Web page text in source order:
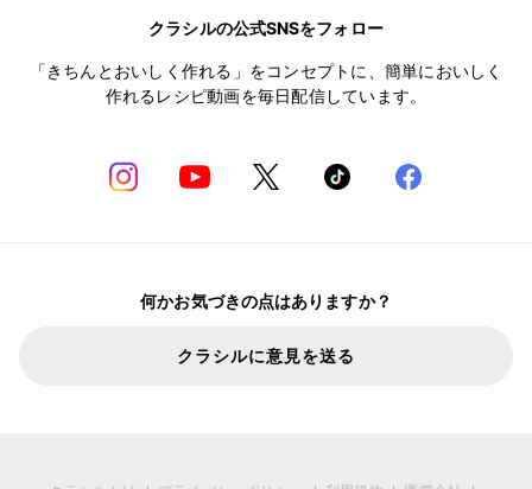
クラシルの公式SNSをフォロー
「きちんとおいしく作れる」をコンセプトに、簡単においしく
作れるレシピ動画を毎日配信しています。
何かお気づきの点はありますか？
クラシルに意見を送る